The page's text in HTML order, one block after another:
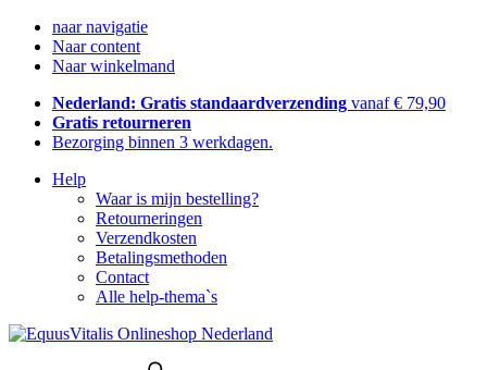
naar navigatie
Naar content
Naar winkelmand
Nederland: Gratis standaardverzending vanaf € 79,90
Gratis retourneren
Bezorging binnen 3 werkdagen.
Help
Waar is mijn bestelling?
Retourneringen
Verzendkosten
Betalingsmethoden
Contact
Alle help-thema`s